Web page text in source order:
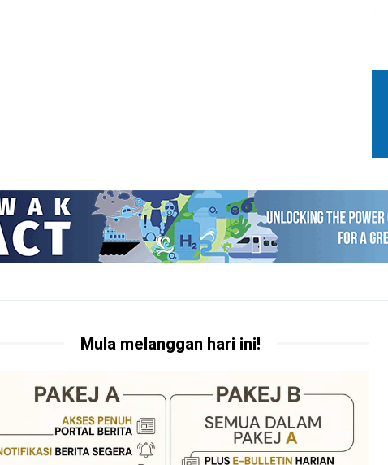
Mula melanggan hari ini!